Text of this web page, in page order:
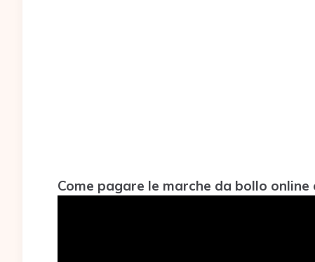
Come pagare le marche da bollo